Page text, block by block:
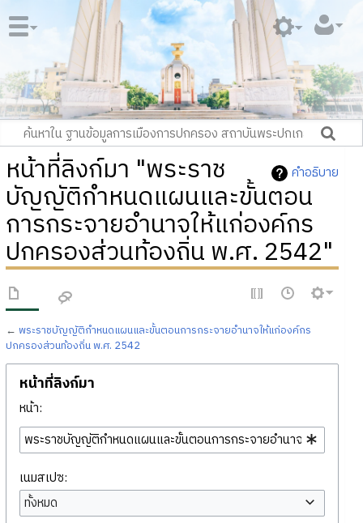
คำอธิบาย
หน้าที่ลิงก์มา "พระราช
บัญญัติกำหนดแผนและขั้นตอน
การกระจายอำนาจให้แก่องค์กร
ปกครองส่วนท้องถิ่น พ.ศ. 2542"
← พระราชบัญญัติกำหนดแผนและขั้นตอนการกระจายอำนาจให้แก่องค์กร
ปกครองส่วนท้องถิ่น พ.ศ. 2542
หน้าที่ลิงก์มา
หน้า:
เนมสเปซ:
ทั้งหมด